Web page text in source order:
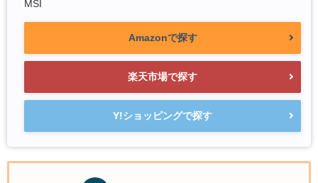
MSI
Amazonで探す
楽天市場で探す
Y!ショッピングで探す